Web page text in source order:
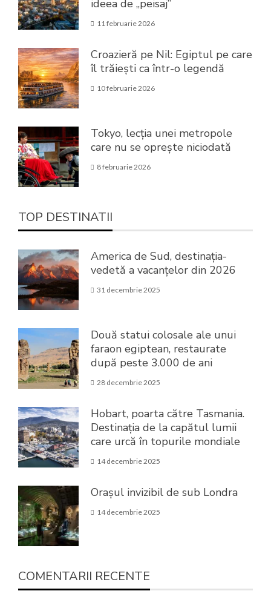
ideea de „peisaj”
11 februarie 2026
Croazieră pe Nil: Egiptul pe care
îl trăiești ca într-o legendă
10 februarie 2026
Tokyo, lecția unei metropole
care nu se oprește niciodată
8 februarie 2026
TOP DESTINATII
America de Sud, destinația-
vedetă a vacanțelor din 2026
31 decembrie 2025
Două statui colosale ale unui
faraon egiptean, restaurate
după peste 3.000 de ani
28 decembrie 2025
Hobart, poarta către Tasmania.
Destinația de la capătul lumii
care urcă în topurile mondiale
14 decembrie 2025
Orașul invizibil de sub Londra
14 decembrie 2025
COMENTARII RECENTE